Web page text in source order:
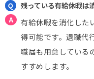
残っている有給休暇は
有給休暇を消化した
得可能です。退職代
職届も用意している
すすめします。